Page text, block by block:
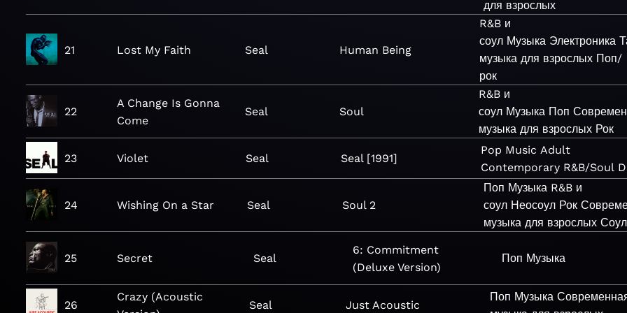
для взрослых
21 Lost My Faith Seal Human Being
R&B и
соул Музыка Электроника
музыка для взрослых Поп/
рок
22
A Change Is Gonna
Come
Seal Soul
R&B и
соул Музыка Поп
музыка для взрослых Рок
23 Violet Seal Seal [1991]
Pop Music Adult
Contemporary R&B/Soul
24 Wishing On a Star Seal Soul 2
Поп Музыка R&B и
соул Неосоул Рок
музыка для взрослых Соул
25 Secret Seal
6: Commitment
(Deluxe Version)
Поп Музыка
26
Crazy (Acoustic
Seal Just Acoustic
Поп Музыка